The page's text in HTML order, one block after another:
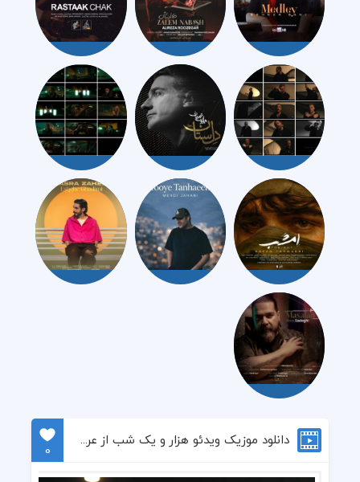
دانلود موزیک ویدئو هزار و یک شب از عرفان طهماسبی
0